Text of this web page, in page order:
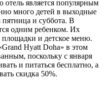
отель является популярным
много детей в выходные
и суббота. В
одним ребенком. Их
и детское меню.
Hyatt Doha» в этом
поскольку с января
и питаться бесплатно, а
скидка 50%.